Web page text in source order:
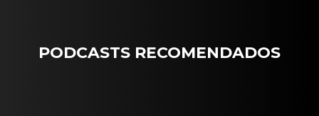
PODCASTS RECOMENDADOS